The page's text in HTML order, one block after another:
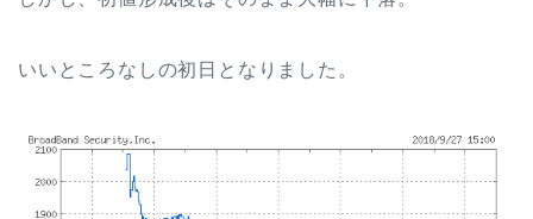
いいところなしの初日となりました。